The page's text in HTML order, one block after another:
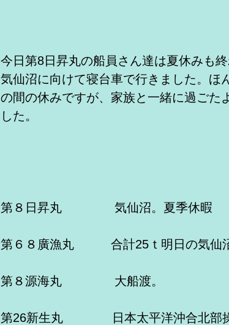
今日第8日昇丸の船員さん達は夏休みも終
気仙沼に向けて寝台車で行きました。ほ
の間の休みですが、家族と一緒に過ごた
した。
第８日昇丸　　　　 気仙沼。夏季
第６８廣漁丸　　　合計25ｔ明日の気仙
第８源海丸　　　 　大船渡。
第26新生丸　　　　日本太平洋沖合北部